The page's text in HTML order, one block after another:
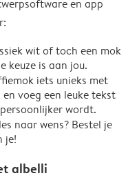
en app
wit of toch een mok
keuze is aan jou.
iets unieks met
voeg een leuke tekst
wordt.
naar wens? Bestel je
je!
albelli